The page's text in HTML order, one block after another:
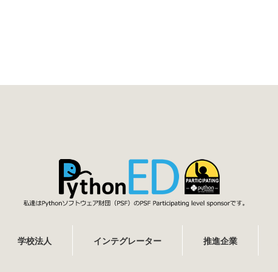
学校法人 インテグレーター 推進企業